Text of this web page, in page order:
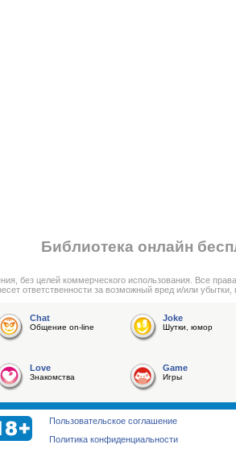
Библиотека онлайн
без целей коммерческого использования. Все
ответственности за возможный вред и/или
Chat
Общение on-line
Joke
Шутки, юмор
Love
Знакомства
Game
Игры
Пользовательское соглашение
Политика конфиденциальности